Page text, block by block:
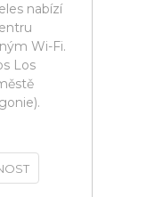
nabízí
Wi-Fi.
Los